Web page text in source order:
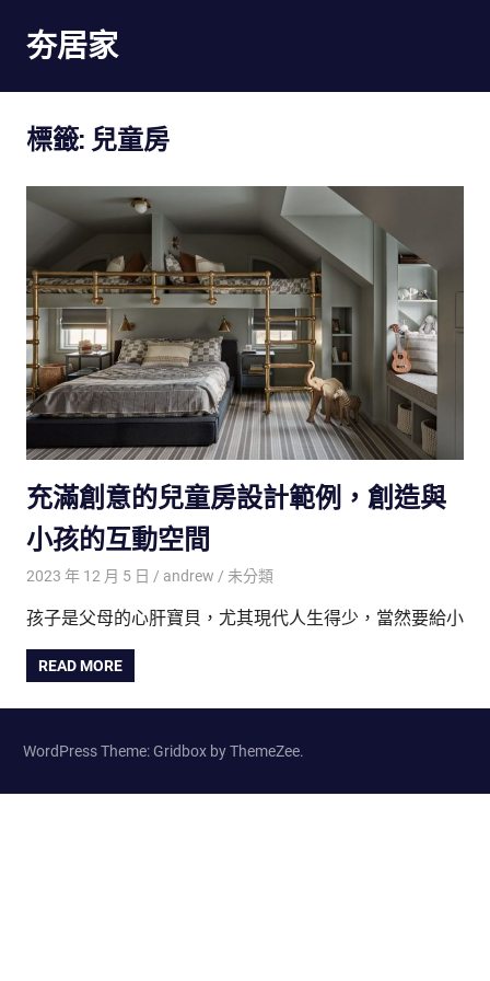
夯居家
家
標籤: 兒童房
充滿創意的兒童房設計範例，創造與
小孩的互動空間
2023 年 12 月 5 日 andrew 未分類
孩子是父母的心肝寶貝，尤其現代人生得少，當然要給小
READ MORE
WordPress Theme: Gridbox by ThemeZee.